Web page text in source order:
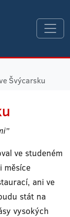
Švýcarsku
ve studeném
měsíce
ani ve
stát na
vysokých